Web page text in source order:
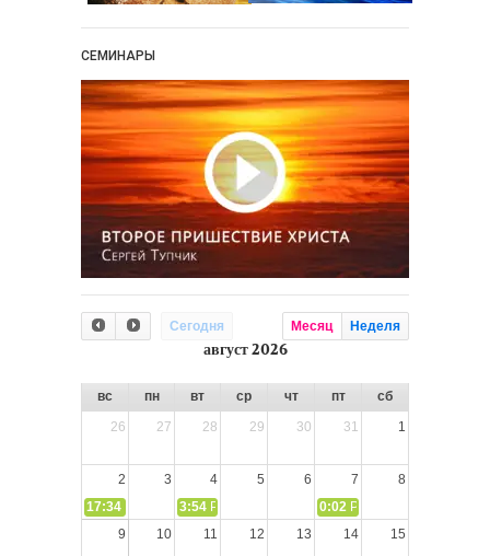
СЕМИНАРЫ
Сегодня Месяц Неделя
август 2026
вс пн вт ср чт пт
сб
26
27 28 29 30 31 1
2 3 4 5 6 7
8
17:34
СЛОВО из СЛОВА – «Ищите Господа, призывайте Его»
3:54 РАЗМЫШЛЕНИЕ: Дух Святой не угашайте!
0:02 РАЗМЫШЛЕНИЯ: Дух
9
10 11 12 13 14 15